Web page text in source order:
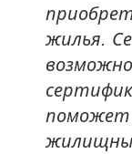
жилья.
поможет